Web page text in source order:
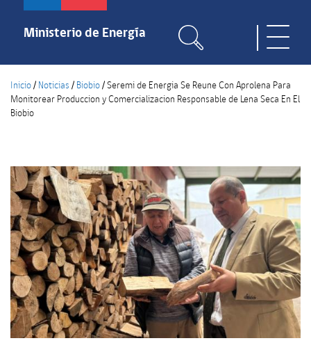
Pasar
contenido
Ministerio de Energía
Inicio/ Noticias / Biobio/Seremi de Energia Se Reune Con Aprolena Para
Monitorear Produccion y Comercializacion Responsable de Lena Seca En El
Biobio